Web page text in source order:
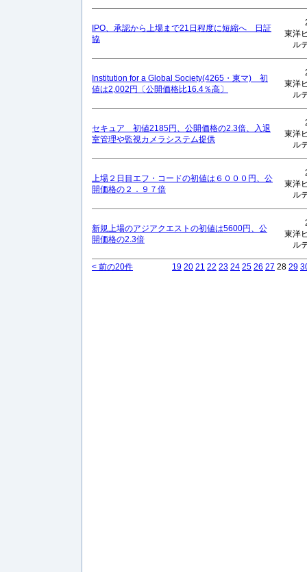
IPO、承認から上場まで21日程度に短縮へ 日証
協
東洋
ル
Institution for a Global Society(4265・東マ) 初
値は2,002円〔公開価格比16.4％高〕
東洋
ル
セキュア 初値2185円、公開価格の2.3倍、入退
室管理や監視カメラシステム提供
東洋
ル
上場２日目エフ・コードの初値は６０００円、公
開価格の２．９７倍
東洋
ル
新規上場のアジアクエストの初値は5600円、公
開価格の2.3倍
東洋
ル
< 前の20件 19 20 21 22 23 24 25 26 27 28 29